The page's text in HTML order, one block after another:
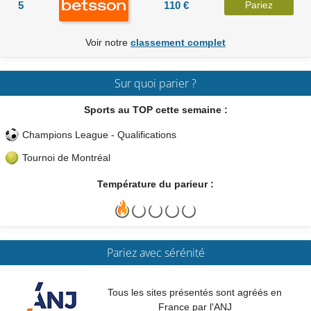
5 110 € Pariez
Voir notre classement complet
Sur quoi parier ?
Sports au TOP cette semaine :
Champions League - Qualifications
Tournoi de Montréal
Température du parieur :
Pariez avec sérénité
Tous les sites présentés sont agréés en
France par l'ANJ